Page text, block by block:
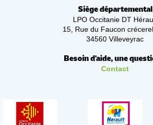
Siège départemental
LPO Occitanie DT
15, Rue du Faucon
34560 Villeveyrac
Besoin d'aide, une
Contact